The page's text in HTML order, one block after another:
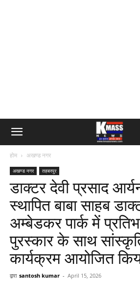
होम अखण्ड नगर
अखण्ड नगर तहबरपुर
डाक्टर देवी प्रसाद आर्यन
स्थापित बाबा साहब
अम्बेडकर पार्क में
पुरस्कार के साथ
कार्यक्रम आयोजित
द्वारा santosh kumar - April 15, 2026